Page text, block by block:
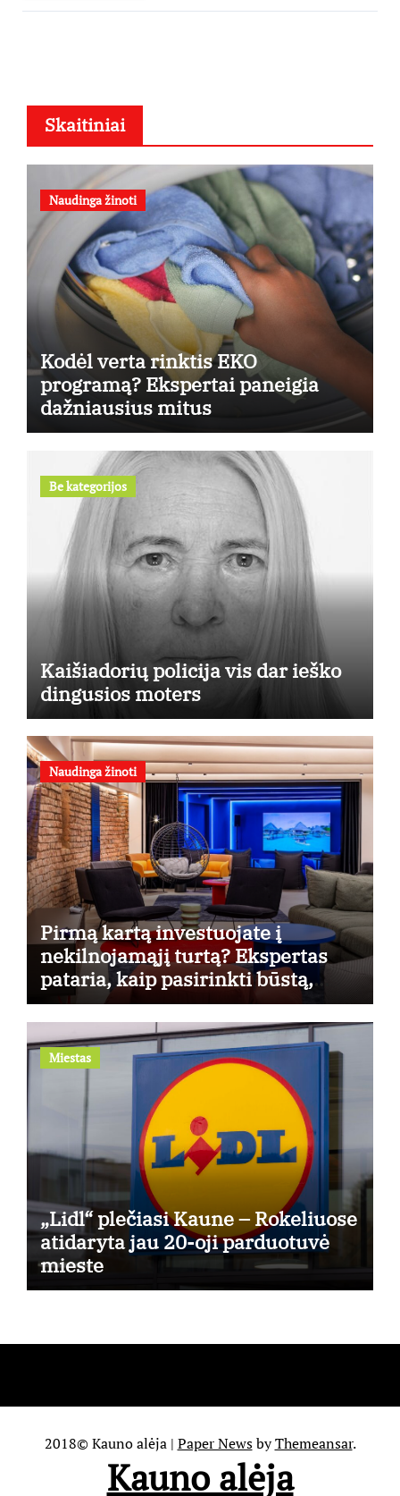
Skaitiniai
Naudinga žinoti
Kodėl verta rinktis EKO
programą? Ekspertai paneigia
dažniausius mitus
Be kategorijos
Kaišiadorių policija vis dar ieško
dingusios moters
Naudinga žinoti
Pirmą kartą investuojate į
nekilnojamąjį turtą? Ekspertas
pataria, kaip pasirinkti būstą,
kuris generuos grąžą
Miestas
„Lidl“ plečiasi Kaune – Rokeliuose
atidaryta jau 20-oji parduotuvė
mieste
2018© Kauno alėja | Paper NewsbyThemeansar.
Kauno alėja